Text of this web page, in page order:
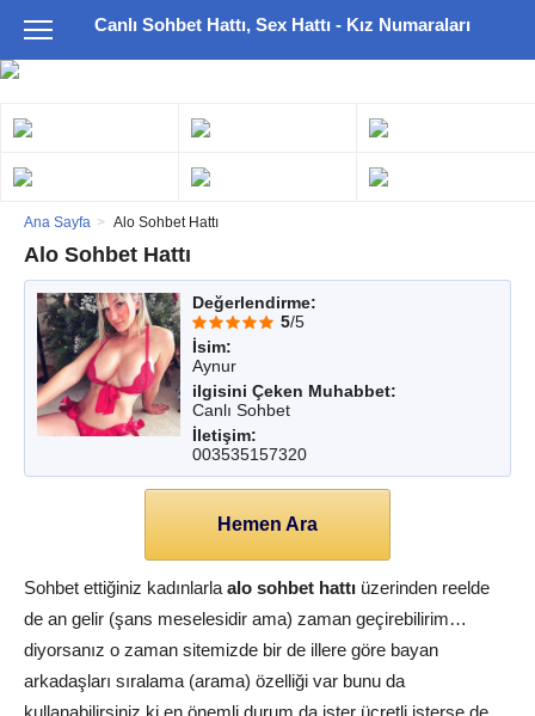
Canlı Sohbet Hattı, Sex Hattı - Kız Numaraları
Ana Sayfa Alo Sohbet Hattı
Alo Sohbet Hattı
Değerlendirme:
5/5
İsim:
Aynur
ilgisini Çeken Muhabbet:
Canlı Sohbet
İletişim:
003535157320
Hemen Ara
Sohbet ettiğiniz kadınlarla alo sohbet hattı üzerinden reelde
de an gelir (şans meselesidir ama) zaman geçirebilirim…
diyorsanız o zaman sitemizde bir de illere göre bayan
arkadaşları sıralama (arama) özelliği var bunu da
kullanabilirsiniz ki en önemli durum da ister ücretli isterse de